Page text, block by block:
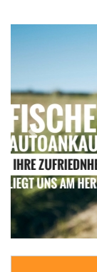
Previous